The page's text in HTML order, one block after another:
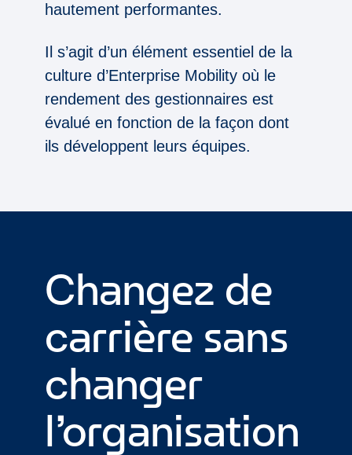
hautement performantes.
Il s’agit d’un élément essentiel de la
culture d’Enterprise Mobility où le
rendement des gestionnaires est
évalué en fonction de la façon dont
ils développent leurs équipes.
Changez de
carrière sans
changer
l’organisation